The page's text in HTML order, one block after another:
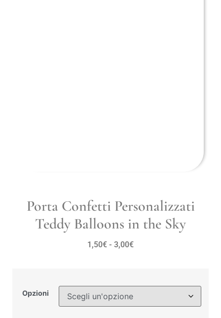
Porta Confetti Personalizzati
Teddy Balloons in the Sky
1,50€ - 3,00€
Opzioni